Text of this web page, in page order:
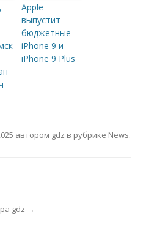
Apple
выпустит
бюджетные
iPhone 9 и
iPhone 9 Plus
автором gdz в рубрике News.
gdz →